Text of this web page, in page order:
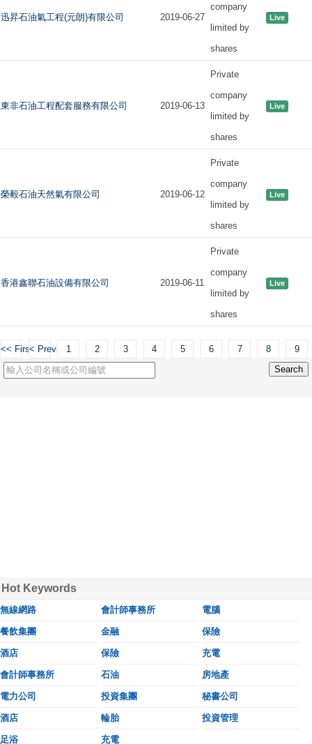
迅昇石油氣工程(元朗)有限公司 2019-06-27
company
limited by
shares
Live
東非石油工程配套服務有限公司 2019-06-13
Private
company
limited by
shares
Live
榮毅石油天然氣有限公司 2019-06-12
Private
company
limited by
shares
Live
香港鑫聯石油設備有限公司 2019-06-11
Private
company
limited by
shares
Live
<< First< Previous1 2 3 4 5 6 7 8 9
Hot Keywords
無線網路 會計師事務所 電腦
餐飲集團 金融 保險
酒店 保險 充電
會計師事務所 石油 房地產
電力公司 投資集團 秘書公司
酒店 輪胎 投資管理
足浴 充電